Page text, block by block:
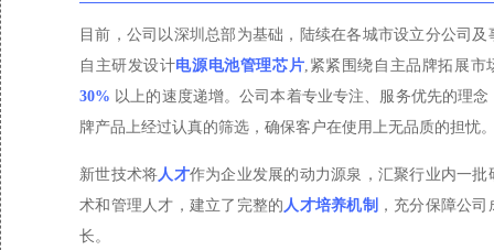
目前，公司以深圳总部为基础，陆续在各城市设立分公司及
自主研发设计电源电池管理芯片,紧紧围绕自主品牌拓展市
30% 以上的速度递增。公司本着专业专注、服务优先的理念
牌产品上经过认真的筛选，确保客户在使用上无品质的担忧
新世技术将人才作为企业发展的动力源泉，汇聚行业内一批
术和管理人才，建立了完整的 人才培养机制 ，充分保障公
长。